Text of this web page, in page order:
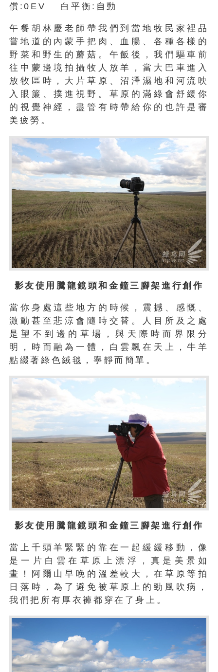
償:0EV 白平衡:自動
午餐胡林慶老師帶我們到當地牧民家裡品
嘗地道的內蒙手把肉、血腸、各種各樣的
野菜和野生的蘑菇。午飯後，我們驅車前
往中蒙邊境拍攝牧人放羊，當大巴車進入
放牧區時，大片草原、沼澤濕地和河流映
入眼簾、撲進視野。草原的滿綠會舒緩你
的視覺神經，盡管有時帶給你的也許是審
美疲勞。
影友使用騰龍鏡頭和金鐘三腳架進行創作
當你身處這些地方的時候，震撼、感慨、
激動甚至悲涼會隨時交替。人目所及之處
是望不到邊的草場，與天際時而界限分
明，時而融為一體，白雲飄在天上，牛羊
點綴著綠色絨毯，寧靜而簡單。
影友使用騰龍鏡頭和金鐘三腳架進行創作
當上千頭羊緊緊的靠在一起緩緩移動，像
是一片白雲在草原上漂浮，真是美景如
畫！阿爾山早晚的溫差較大，在草原等拍
日落時，為了避免被草原上的勁風吹病，
我們把所有厚衣褲都穿在了身上。